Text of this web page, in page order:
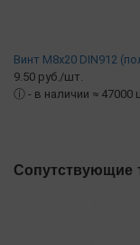
Винт М8х20 DIN912
9.50 руб./шт.
ⓘ - в наличии ≈ 47000
Сопутствующие